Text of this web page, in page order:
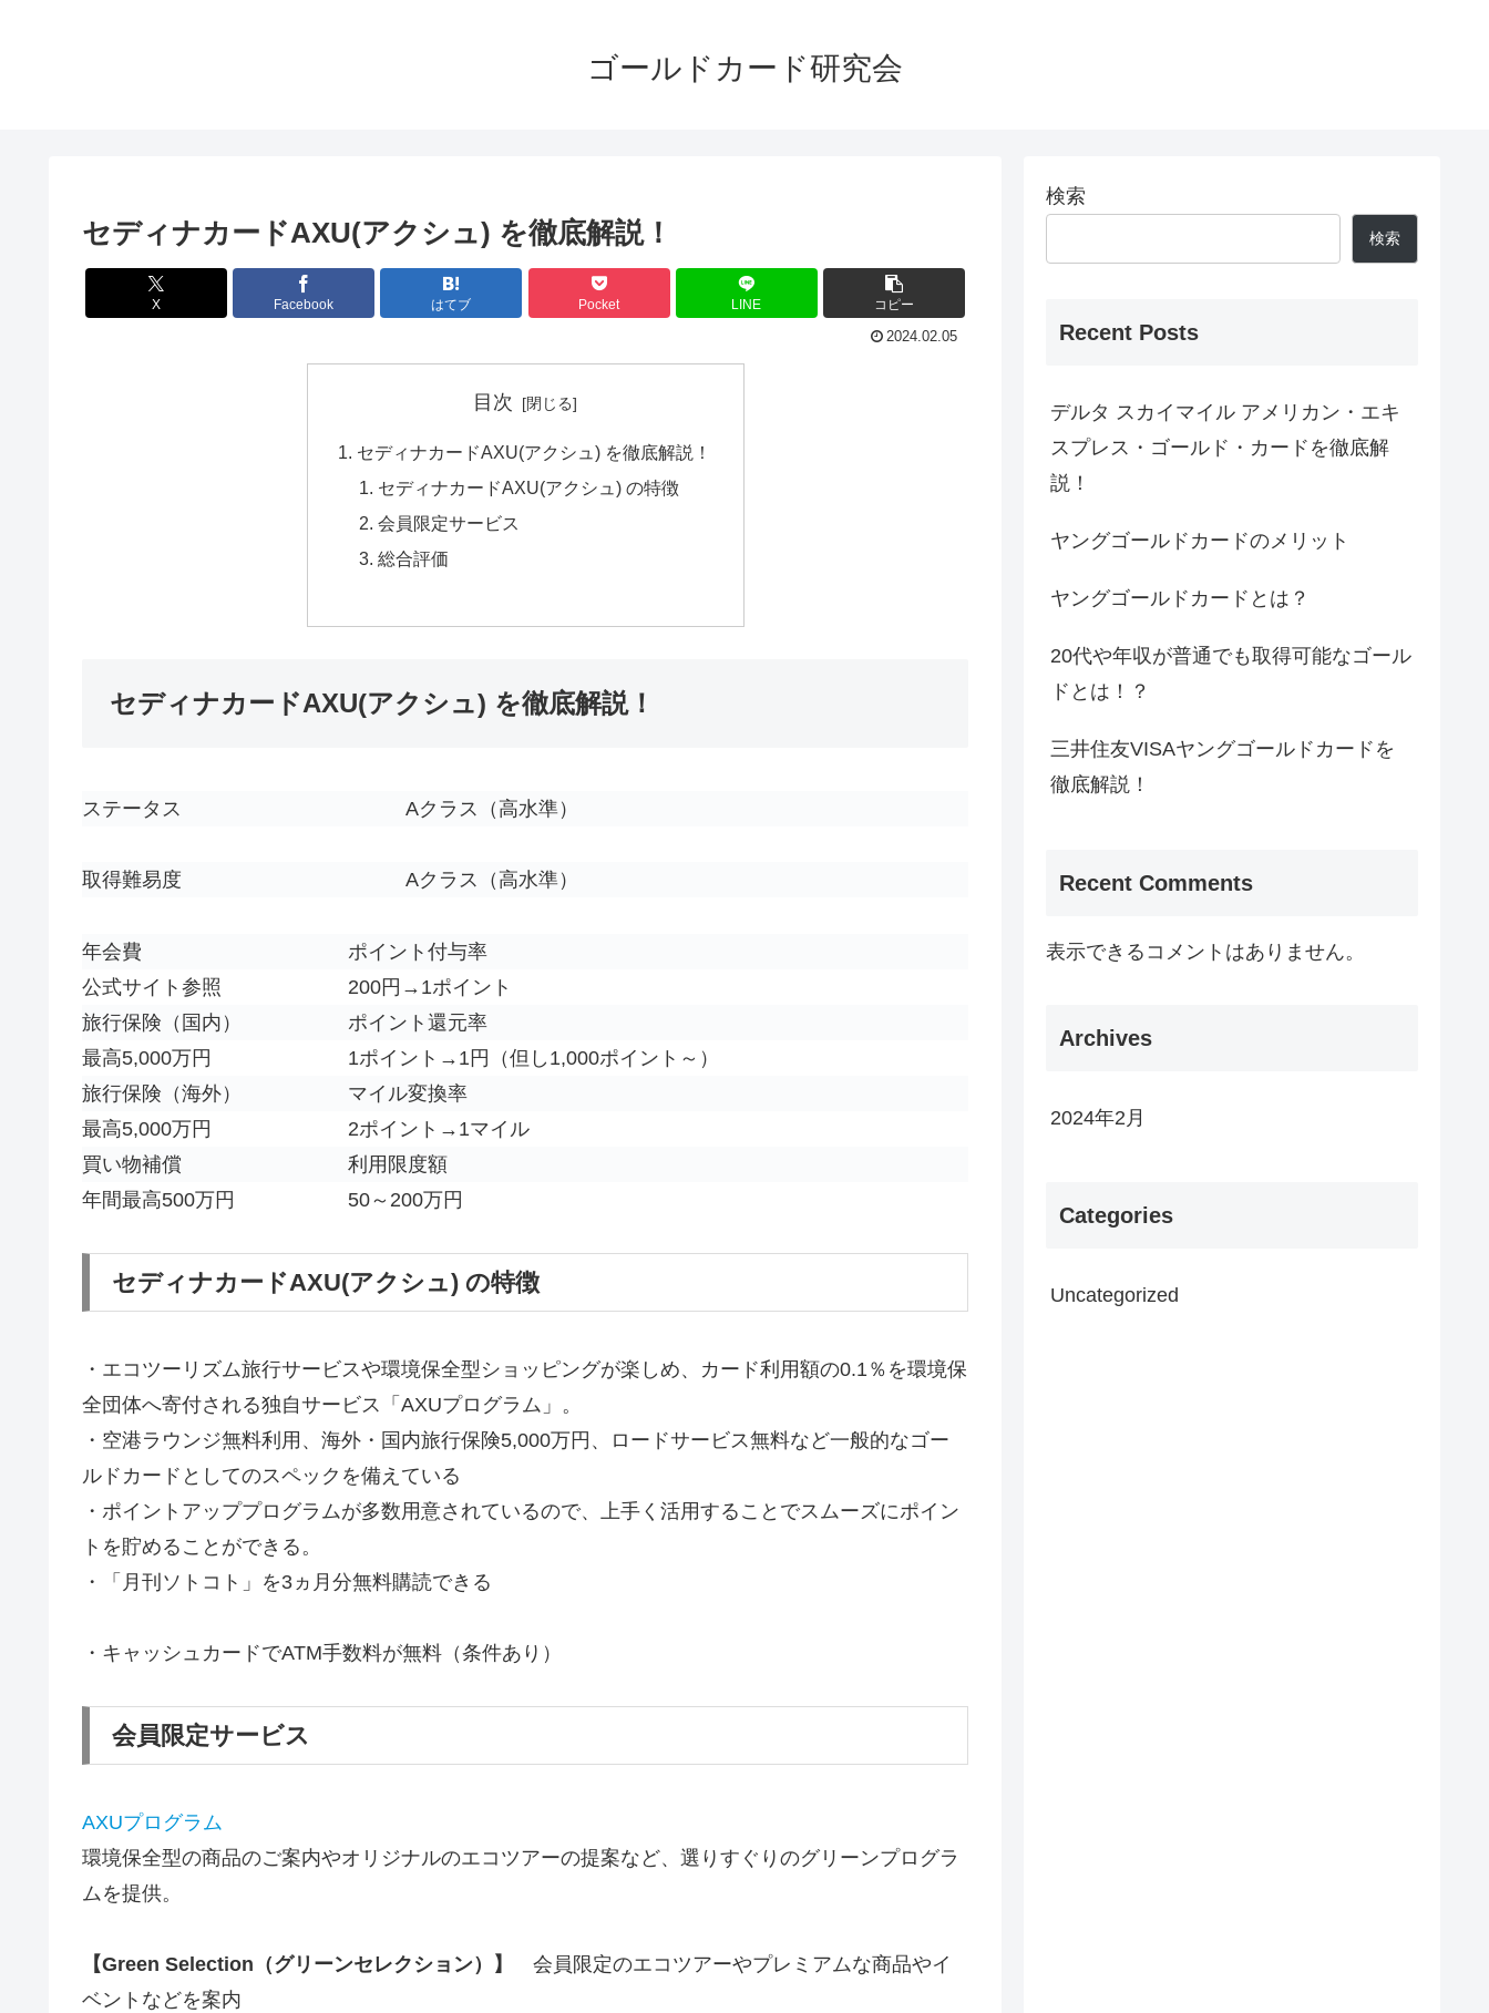
ゴールドカード研究会
セディナカードAXU(アクシュ) を徹底解説！
X Facebook はてブ Pocket LINE コピー
2024.02.05
目次
セディナカードAXU(アクシュ) を徹底解説！
セディナカードAXU(アクシュ) の特徴
会員限定サービス
総合評価
セディナカードAXU(アクシュ) を徹底解説！
ステータス Aクラス（高水準）
取得難易度 Aクラス（高水準）
年会費
ポイント付与率
公式サイト参照
200円→1ポイント
旅行保険（国内）
ポイント還元率
最高5,000万円
1ポイント→1円（但し1,000ポイント～）
旅行保険（海外）
マイル変換率
最高5,000万円
2ポイント→1マイル
買い物補償
利用限度額
年間最高500万円
50～200万円
セディナカードAXU(アクシュ) の特徴
・エコツーリズム旅行サービスや環境保全型ショッピングが楽しめ、カード利用額の0.1％を環境保
全団体へ寄付される独自サービス
「AXUプログラム」 。
・空港ラウンジ無料利用、海外・国内旅行保険5,000万円、ロードサービス無料など一般的なゴー
ルドカードとしてのスペックを備えている
・ポイントアッププログラムが多数用意されているので、上手く活用することでスムーズにポイン
トを貯めることができる。
・「月刊ソトコト」を3ヵ月分無料購読できる
・キャッシュカードでATM手数料が無料（条件あり）
会員限定サービス
AXUプログラム
環境保全型の商品のご案内やオリジナルのエコツアーの提案など、選りすぐりのグリーンプログラ
ムを提供。
【Green Selection（グリーンセレクション）】
会員限定のエコツアーやプレミアムな商品やイ
ベントなどを案内
検索
検索
Recent Posts
デルタ スカイマイル アメリカン・エキ
スプレス・ゴールド・カードを徹底解
説！
ヤングゴールドカードのメリット
ヤングゴールドカードとは？
20代や年収が普通でも取得可能なゴール
ドとは！？
三井住友VISAヤングゴールドカードを
徹底解説！
Recent Comments
表示できるコメントはありません。
Archives
2024年2月
Categories
Uncategorized